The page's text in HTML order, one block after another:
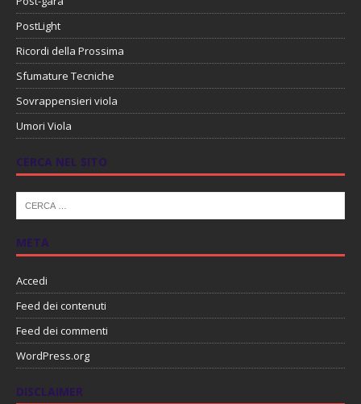
PostLight
Ricordi della Prossima
Sfumature Tecniche
Sovrappensieri viola
Umori Viola
CERCA NEL SITO
META
Accedi
Feed dei contenuti
Feed dei commenti
WordPress.org
DISCLAIMER